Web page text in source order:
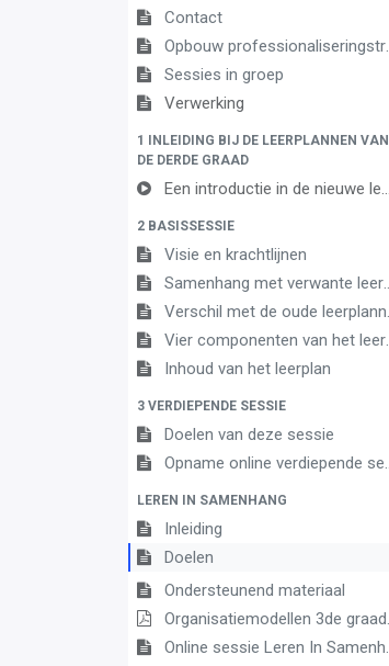
Contact
Opbouw professionaliseringstraject
Sessies in groep
Verwerking
1 INLEIDING BIJ DE LEERPLANNEN VAN
DE DERDE GRAAD
Een introductie in de nieuwe leerplannen van de derde graad
2 BASISSESSIE
Visie en krachtlijnen
Samenhang met verwante leerplannen
Verschil met de oude leerplannen
Vier componenten van het leerplan
Inhoud van het leerplan
3 VERDIEPENDE SESSIE
Doelen van deze sessie
Opname online verdiepende sessie
LEREN IN SAMENHANG
Inleiding
Doelen
Ondersteunend materiaal
Organisatiemodellen 3de graad A-finaliteit
Online sessie Leren In Samenhang